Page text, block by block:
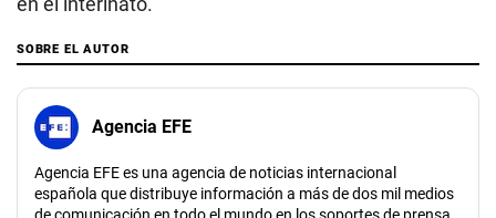
SOBRE EL AUTOR
Agencia EFE
Agencia EFE es una agencia de noticias internacional
española que distribuye información a más de dos mil medios
de comunicación en todo el mundo en los soportes de prensa